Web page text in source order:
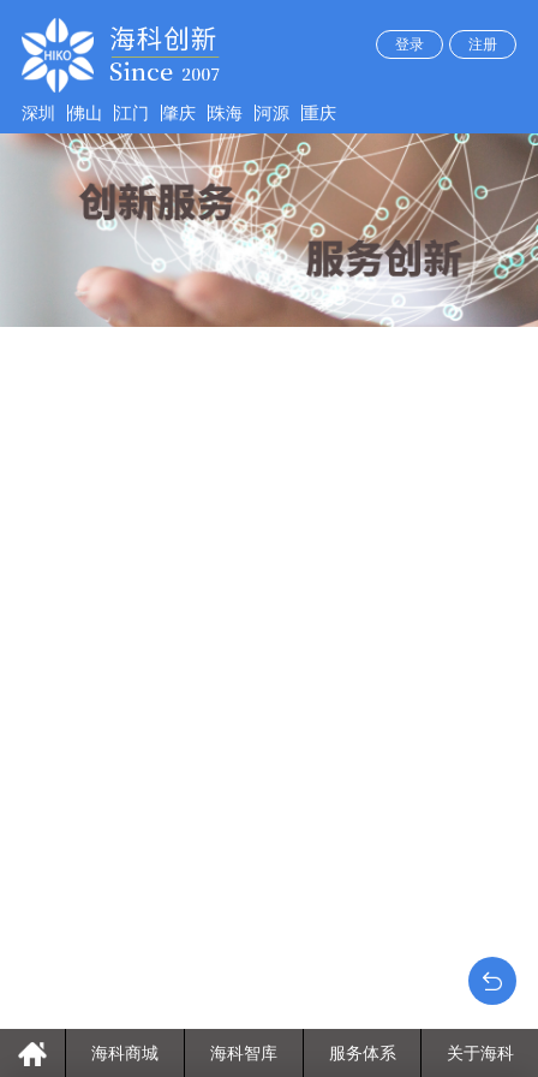
登录 注册
深圳 佛山 江门 肇庆 珠海 河源 重庆
海科商城 海科智库 服务体系 关于海科